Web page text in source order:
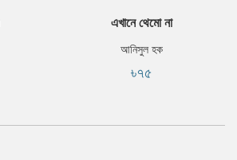
এখানে থেমো না
আনিসুল হক
৳৭৫